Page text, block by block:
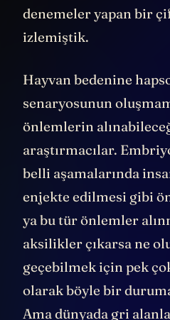
denemeler yapan bir
izlemiştik.
Hayvan bedenine
senaryosunun
önlemlerin
araştırmacılar.
belli aşamalarında
enjekte edilmesi gibi
ya bu tür önlemler
aksilikler çıkarsa ne
geçebilmek için pek
olarak böyle bir
Ama dünyada gri